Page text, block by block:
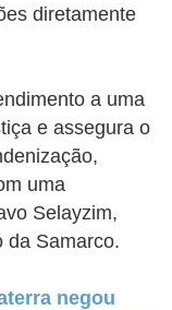
diretamente
a uma
e assegura o
uma
Selayzim,
da Samarco.
negou